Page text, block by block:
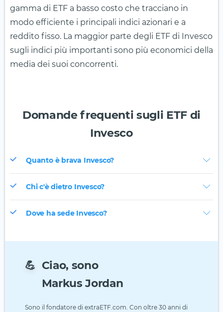
gamma di ETF a basso costo che tracciano in
modo efficiente i principali indici azionari e a
reddito fisso. La maggior parte degli ETF di Invesco
sugli indici più importanti sono più economici della
media dei suoi concorrenti.
Domande frequenti sugli ETF di
Invesco
Quanto è brava Invesco?
Chi c'è dietro Invesco?
Dove ha sede Invesco?
💪 Ciao, sono
Markus Jordan
Sono il fondatore di extraETF.com. Con oltre 30 anni di